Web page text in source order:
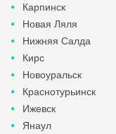
Карпинск
Новая Ляля
Нижняя Салда
Кирс
Новоуральск
Краснотурьинск
Ижевск
Янаул